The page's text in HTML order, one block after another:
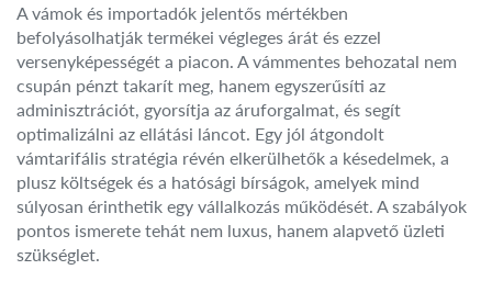
A vámok és importadók jelentős mértékben
befolyásolhatják termékei végleges árát és ezzel
versenyképességét a piacon. A vámmentes behozatal nem
csupán pénzt takarít meg, hanem egyszerűsíti az
adminisztrációt, gyorsítja az áruforgalmat, és segít
optimalizálni az ellátási láncot. Egy jól átgondolt
vámtarifális stratégia révén elkerülhetők a késedelmek, a
plusz költségek és a hatósági bírságok, amelyek mind
súlyosan érinthetik egy vállalkozás működését. A szabályok
pontos ismerete tehát nem luxus, hanem alapvető üzleti
szükséglet.